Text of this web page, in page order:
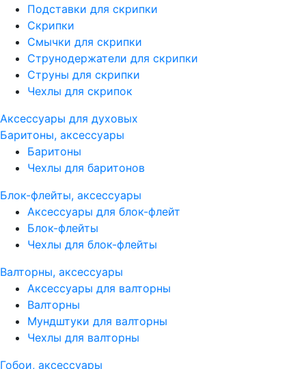
Подставки для скрипки
Скрипки
Смычки для скрипки
Струнодержатели для скрипки
Струны для скрипки
Чехлы для скрипок
Аксессуары для духовых
Баритоны, аксессуары
Баритоны
Чехлы для баритонов
Блок-флейты, аксессуары
Аксессуары для блок-флейт
Блок-флейты
Чехлы для блок-флейты
Валторны, аксессуары
Аксессуары для валторны
Валторны
Мундштуки для валторны
Чехлы для валторны
Гобои, аксессуары